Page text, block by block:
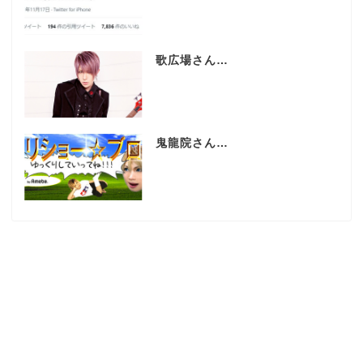
歌広場さん…
鬼龍院さん…